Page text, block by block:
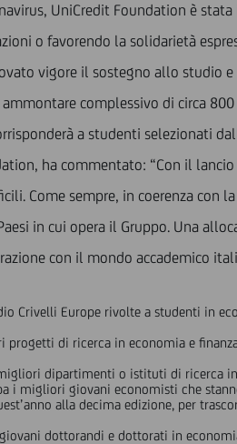
UniCredit Foundation è
o favorendo la solidarietà
vigore il sostegno allo studio
complessivo di circa
a studenti selezionati
ha commentato: “Con il
Come sempre, in coerenza con
in cui opera il Gruppo. Una
con il mondo accademico
Crivelli Europe rivolte a studenti in
di ricerca in economia e
dipartimenti o istituti di ricerca
i migliori giovani economisti che
alla decima edizione, per
dottorandi e dottorati in